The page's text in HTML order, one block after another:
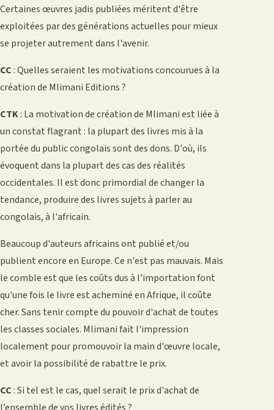
Certaines œuvres jadis publiées méritent d'être
exploitées par des générations actuelles pour mieux
se projeter autrement dans l'avenir.
CC : Quelles seraient les motivations concourues à la
création de Mlimani Editions ?
CTK: La motivation de création de Mlimani est liée à
un constat flagrant : la plupart des livres mis à la
portée du public congolais sont des dons. D'où, ils
évoquent dans la plupart des cas des réalités
occidentales. Il est donc primordial de changer la
tendance, produire des livres sujets à parler au
congolais, à l'africain.
Beaucoup d'auteurs africains ont publié et/ou
publient encore en Europe. Ce n'est pas mauvais. Mais
le comble est que les coûts dus à l'importation font
qu'une fois le livre est acheminé en Afrique, il coûte
cher. Sans tenir compte du pouvoir d'achat de toutes
les classes sociales. Mlimani fait l'impression
localement pour promouvoir la main d'œuvre locale,
et avoir la possibilité de rabattre le prix.
CC : Si tel est le cas, quel serait le prix d'achat de